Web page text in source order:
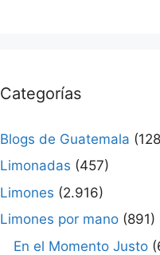
Categorías
Blogs de Guatemala
Limonadas (457)
Limones (2.916)
Limones por mano (891)
En el Momento Justo